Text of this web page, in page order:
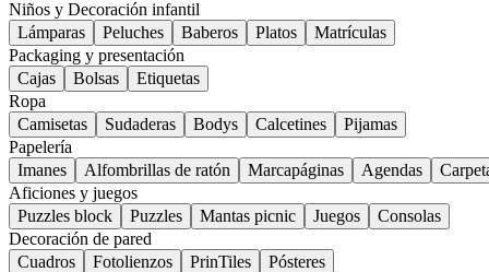
Niños y Decoración infantil
Lámparas
Peluches Baberos Platos
Matrículas
Packaging y presentación
Cajas
Bolsas
Etiquetas
Ropa
Camisetas
Sudaderas Bodys Calcetines
Pijamas
Papelería
Imanes
Alfombrillas de ratón Marcapáginas Agendas
Aficiones y juegos
Puzzles block
Puzzles Mantas picnic Juegos
Consolas
Decoración de pared
Cuadros
Fotolienzos PrinTiles
Pósteres